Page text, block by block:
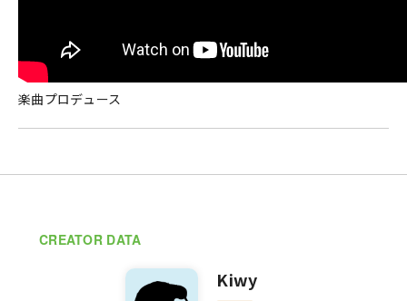
楽曲プロデュース
CREATOR DATA
Kiwy